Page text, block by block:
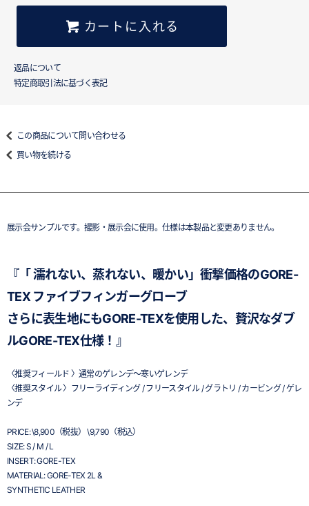
カートに入れる
返品について
特定商取引法に基づく表記
この商品について問い合わせる
買い物を続ける
展示会サンプルです。撮影・展示会に使用。仕様は本製品と変更ありません。
『「 濡れない、蒸れない、暖かい」衝撃価格のGORE-
TEX ファイブフィンガーグローブ
さらに表生地にもGORE-TEXを使用した、贅沢なダブ
ルGORE-TEX仕様！』
〈推奨フィールド 〉通常のゲレンデ～寒いゲレンデ
〈推奨スタイル 〉フリーライディング / フリースタイル / グラトリ / カービング / ゲレ
ンデ
PRICE: \8,900（税抜） \9,790（税込）
SIZE: S / M / L
INSERT: GORE-TEX
MATERIAL: GORE-TEX 2L &
SYNTHETIC LEATHER